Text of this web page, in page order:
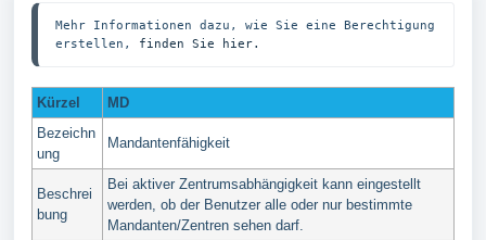
Mehr Informationen dazu, wie Sie eine Berechtigung
erstellen, finden Sie hier.
Kürzel
MD
Bezeichn
ung
Mandantenfähigkeit
Beschrei
bung
Bei aktiver Zentrumsabhängigkeit kann eingestellt
werden, ob der Benutzer alle oder nur bestimmte
Mandanten/Zentren sehen darf.